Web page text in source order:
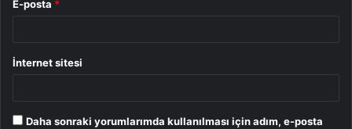
E-posta *
İnternet sitesi
Daha sonraki yorumlarımda kullanılması için adım, e-posta